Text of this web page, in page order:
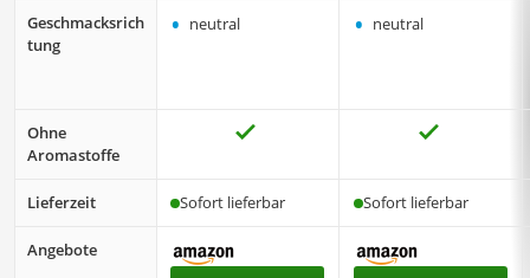
Geschmacksrich
tung
• neutral • neutral
Ohne
Aromastoffe
Lieferzeit Sofort lieferbar Sofort lieferbar
Angebote